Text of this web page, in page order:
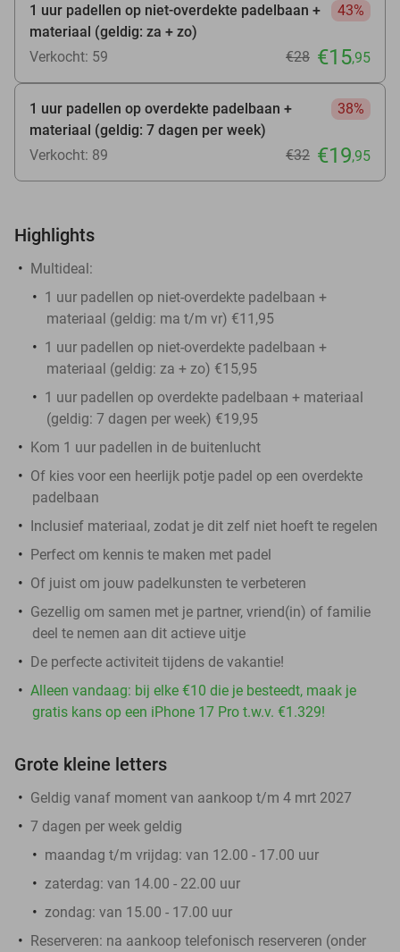
1 uur padellen op niet-overdekte padelbaan +
materiaal (geldig: za + zo)
43%
Verkocht: 59 €28 €15,95
1 uur padellen op overdekte padelbaan +
materiaal (geldig: 7 dagen per week)
38%
Verkocht: 89 €32 €19,95
Highlights
Multideal:
1 uur padellen op niet-overdekte padelbaan +
materiaal (geldig: ma t/m vr) €11,95
1 uur padellen op niet-overdekte padelbaan +
materiaal (geldig: za + zo) €15,95
1 uur padellen op overdekte padelbaan + materiaal
(geldig: 7 dagen per week) €19,95
Kom 1 uur padellen in de buitenlucht
Of kies voor een heerlijk potje padel op een overdekte
padelbaan
Inclusief materiaal, zodat je dit zelf niet hoeft te regelen
Perfect om kennis te maken met padel
Of juist om jouw padelkunsten te verbeteren
Gezellig om samen met je partner, vriend(in) of familie
deel te nemen aan dit actieve uitje
De perfecte activiteit tijdens de vakantie!
Alleen vandaag: bij elke €10 die je besteedt, maak je
gratis kans op een iPhone 17 Pro t.w.v. €1.329!
Grote kleine letters
Geldig vanaf moment van aankoop t/m 4 mrt 2027
7 dagen per week geldig
maandag t/m vrijdag: van 12.00 - 17.00 uur
zaterdag: van 14.00 - 22.00 uur
zondag: van 15.00 - 17.00 uur
Reserveren: na aankoop telefonisch reserveren (onder